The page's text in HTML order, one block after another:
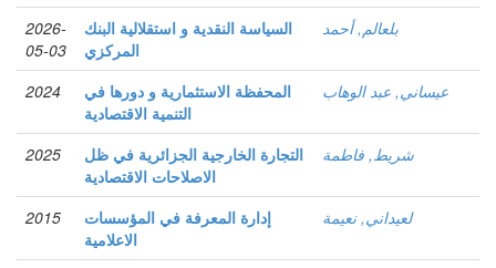
2026-
05-03
السياسة النقدية و استقلالية البنك
المركزي
بلعالم, أحمد
2024
المحفظة الاستثمارية و دورها في
التنمية الاقتصادية
عيساني, عبد الوهاب
2025
التجارة الخارجية الجزائرية في ظل
الاصلاحات الاقتصادية
شريط, فاطمة
2015
إدارة المعرفة في المؤسسات
الاعلامية
لعيداني, نعيمة